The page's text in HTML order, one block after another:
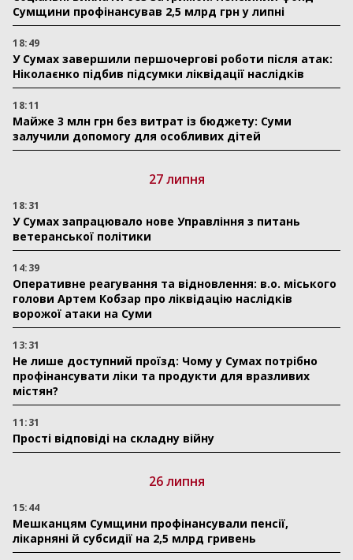
Сумщини профінансував 2,5 млрд грн у липні
18:49
У Сумах завершили першочергові роботи після атак:
Ніколаєнко підбив підсумки ліквідації наслідків
18:11
Майже 3 млн грн без витрат із бюджету: Суми
залучили допомогу для особливих дітей
27 липня
18:31
У Сумах запрацювало нове Управління з питань
ветеранської політики
14:39
Оперативне реагування та відновлення: в.о. міського
голови Артем Кобзар про ліквідацію наслідків
ворожої атаки на Суми
13:31
Не лише доступний проїзд: Чому у Сумах потрібно
профінансувати ліки та продукти для вразливих
містян?
11:31
Прості відповіді на складну війну
26 липня
15:44
Мешканцям Сумщини профінансували пенсії,
лікарняні й субсидії на 2,5 млрд гривень